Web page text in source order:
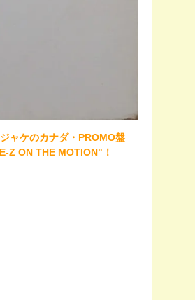
ャケのカナダ・PROMO盤
Z ON THE MOTION"！